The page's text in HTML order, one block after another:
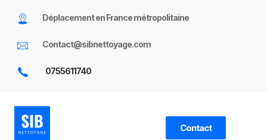
Déplacement en France métropolitaine
Contact@sibnettoyage.com
0755611740
Contact